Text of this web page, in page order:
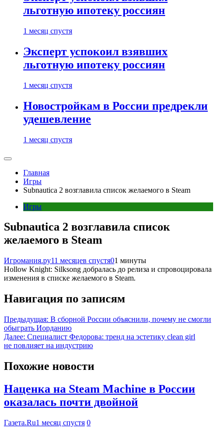
льготную ипотеку россиян
1 месяц спустя
Эксперт успокоил взявших
льготную ипотеку россиян
1 месяц спустя
Новостройкам в России предрекли
удешевление
1 месяц спустя
Главная
Игры
Subnautica 2 возглавила список желаемого в Steam
Игры
Subnautica 2 возглавила список
желаемого в Steam
Игромания.ру11 месяцев спустя01 минуты
Hollow Knight: Silksong добралась до релиза и спровоцировала
изменения в списке желаемого в Steam.
Навигация по записям
Предыдущая: В сборной России объяснили, почему не смогли
обыграть Иорданию
Далее: Специалист Федорова: тренд на эстетику clean girl
не повлияет на индустрию
Похожие новости
Наценка на Steam Machine в России
оказалась почти двойной
Газета.Ru1 месяц спустя 0